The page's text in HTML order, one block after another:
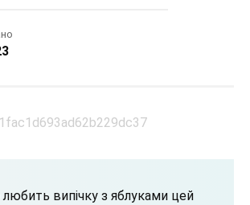
любить випічку з яблуками цей